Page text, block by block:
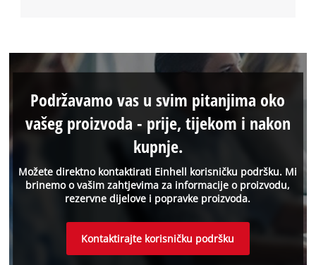
Možete direktno kontaktirati Einhell korisničku podršku. Mi
brinemo o vašim zahtjevima za informacije o proizvodu,
rezervne dijelove i popravke proizvoda.
Podržavamo vas u svim pitanjima oko
vašeg proizvoda - prije, tijekom i nakon
kupnje.
Kontaktirajte korisničku podršku